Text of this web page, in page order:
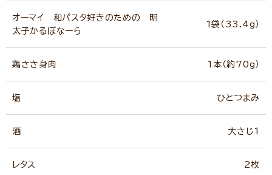
オーマイ 和パスタ好きのための 明
太子かるぼなーら
1袋（33.4g）
鶏ささ身肉 1本（約70g）
塩 ひとつまみ
酒 大さじ1
レタス 2枚